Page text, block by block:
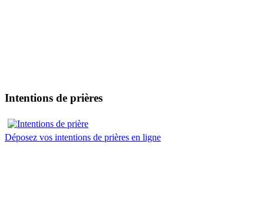
Intentions de prières
Déposez vos intentions de prières en ligne